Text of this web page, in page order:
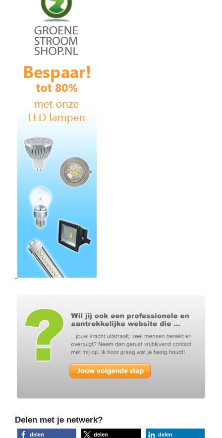
Delen met je netwerk?
delen delen delen